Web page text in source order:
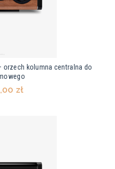
orzech kolumna centralna do
zł